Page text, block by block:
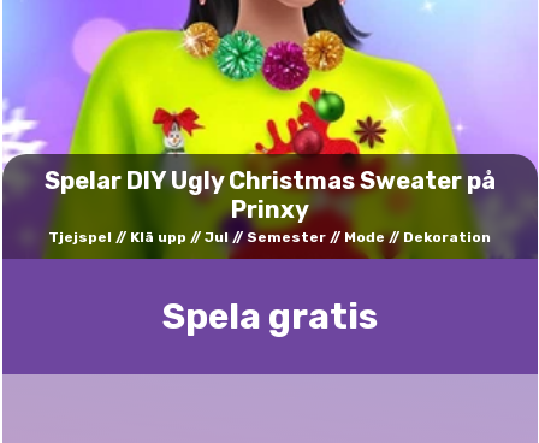
Spelar DIY Ugly Christmas Sweater på
Prinxy
Tjejspel Klä upp Jul Semester Mode Dekoration
Spela gratis